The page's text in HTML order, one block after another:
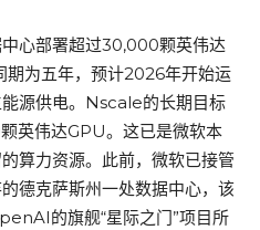
心部署超过30,000颗英伟达
为五年，预计2026年开始运
源供电。Nscale的长期目标
英伟达GPU。这已是微软本
算力资源。此前，微软已接管
德克萨斯州一处数据中心，该
的旗舰“星际之门”项目所